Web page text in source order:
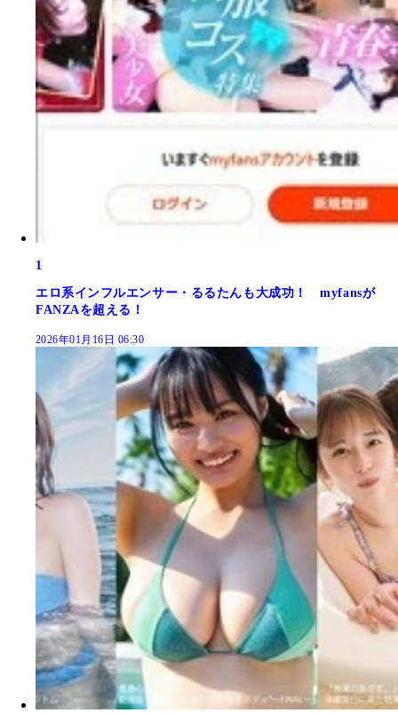
1
エロ系インフルエンサー・るるたんも大成功！ myfansが
FANZAを超える！
2026年01月16日 06:30